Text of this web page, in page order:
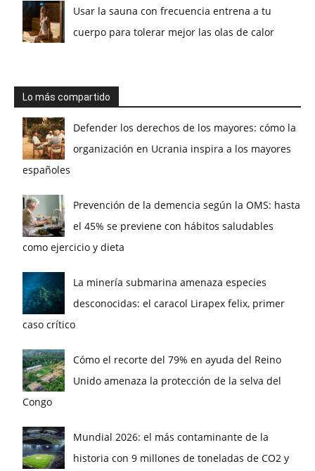
Usar la sauna con frecuencia entrena a tu
cuerpo para tolerar mejor las olas de calor
Lo más compartido
Defender los derechos de los mayores: cómo la
organización en Ucrania inspira a los mayores
españoles
Prevención de la demencia según la OMS: hasta
el 45% se previene con hábitos saludables
como ejercicio y dieta
La minería submarina amenaza especies
desconocidas: el caracol Lirapex felix, primer
caso crítico
Cómo el recorte del 79% en ayuda del Reino
Unido amenaza la protección de la selva del
Congo
Mundial 2026: el más contaminante de la
historia con 9 millones de toneladas de CO2 y